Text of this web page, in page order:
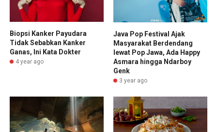
Biopsi Kanker Payudara
Tidak Sebabkan Kanker
Ganas, Ini Kata Dokter
4 year ago
Java Pop Festival Ajak
Masyarakat Berdendang
lewat Pop Jawa, Ada Happy
Asmara hingga Ndarboy
Genk
3 year ago